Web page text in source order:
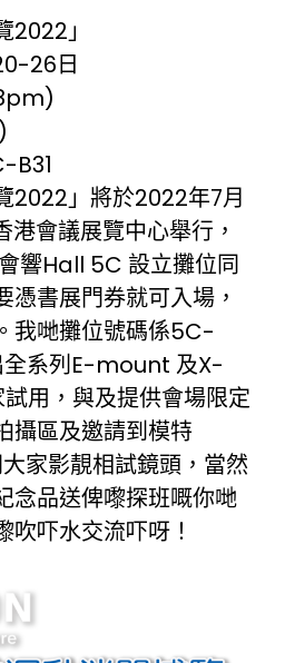
2022」
26日
B31
2022」將於2022年7月
會議展覽中心舉行，
響Hall 5C 設立攤位同
憑書展門券就可入場，
我哋攤位號碼係5C-
全系列E-mount 及X-
用，與及提供會場限定
攝區及邀請到模特
家影靚相試鏡頭，當然
念品送俾嚟探班嘅你哋
吹吓水交流吓呀！